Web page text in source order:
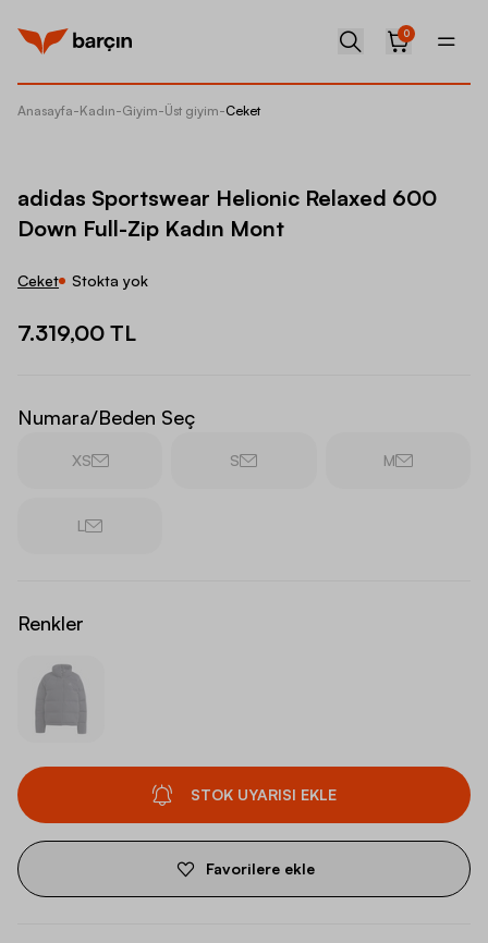
0
Anasayfa-Kadın-Giyim-Üst giyim-Ceket
adidas Sportswear Helionic Relaxed 600
Down Full-Zip Kadın Mont
Ceket Stokta yok
7.319,00 TL
Numara/Beden Seç
XS S M
L
Renkler
STOK UYARISI EKLE
Favorilere ekle